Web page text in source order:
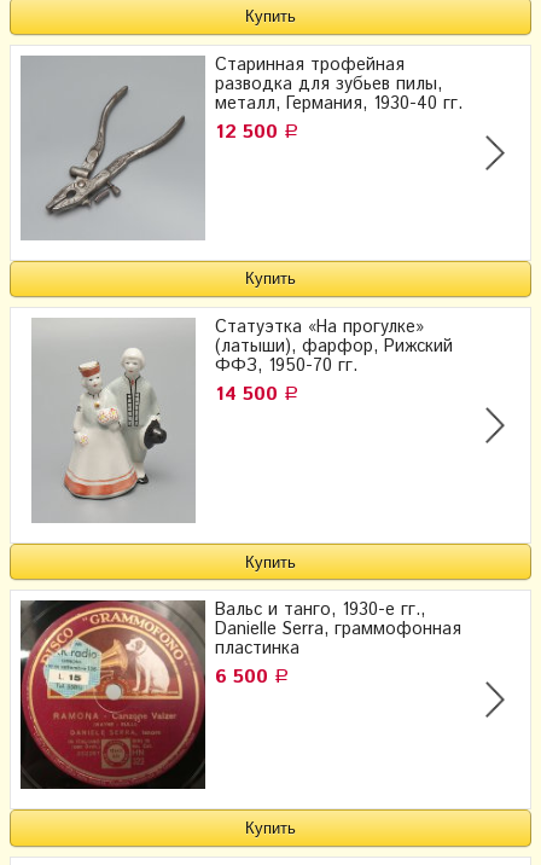
Старинная трофейная
разводка для зубьев пилы,
металл, Германия, 1930-40 гг.
12 500 Р
Статуэтка «На прогулке»
(латыши), фарфор, Рижский
ФФЗ, 1950-70 гг.
14 500 Р
Вальс и танго, 1930-е гг.,
Danielle Serra, граммофонная
пластинка
6 500 Р